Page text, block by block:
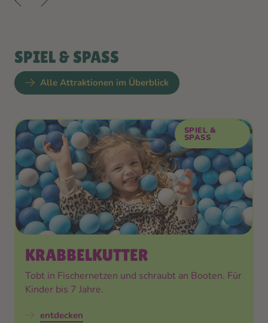
SPIEL & SPASS
Alle Attraktionen im Überblick
SPIEL &
SPASS
KRABBEL­KUTTER
Tobt in Fischernetzen und schraubt an Booten. Für
Kinder bis 7 Jahre.
entdecken